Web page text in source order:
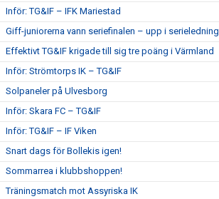
Inför: TG&IF – IFK Mariestad
Giff-juniorerna vann seriefinalen – upp i serieledning
Effektivt TG&IF krigade till sig tre poäng i Värmland
Inför: Strömtorps IK – TG&IF
Solpaneler på Ulvesborg
Inför: Skara FC – TG&IF
Inför: TG&IF – IF Viken
Snart dags för Bollekis igen!
Sommarrea i klubbshoppen!
Träningsmatch mot Assyriska IK